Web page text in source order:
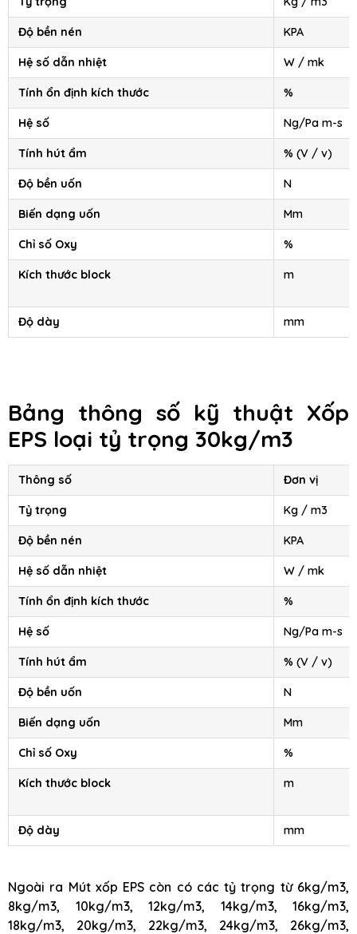
Độ bền nén KPA
Hệ số dẫn nhiệt W / mk
Tính ổn định kích thước %
Hệ số Ng/Pa m-s
Tính hút ẩm % (V / v)
Độ bền uốn N
Biến dạng uốn Mm
Chỉ số Oxy %
Kích thước block m
Độ dày mm
Bảng thông số kỹ thuật Xốp
EPS loại tỷ trọng 30kg/m3
Thông số Đơn vị
Tỷ trọng Kg / m3
Độ bền nén KPA
Hệ số dẫn nhiệt W / mk
Tính ổn định kích thước %
Hệ số Ng/Pa m-s
Tính hút ẩm % (V / v)
Độ bền uốn N
Biến dạng uốn Mm
Chỉ số Oxy %
Kích thước block m
Độ dày mm
Ngoài ra Mút xốp EPS còn có các tỷ trọng từ 6kg/m3,
8kg/m3, 10kg/m3, 12kg/m3, 14kg/m3, 16kg/m3,
18kg/m3, 20kg/m3, 22kg/m3, 24kg/m3, 26kg/m3,